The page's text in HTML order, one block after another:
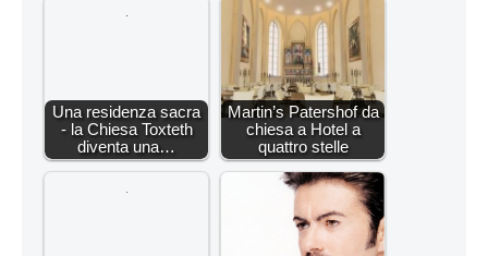
Una residenza sacra
- la Chiesa Toxteth
diventa una…
Martin’s Patershof da
chiesa a Hotel a
quattro stelle